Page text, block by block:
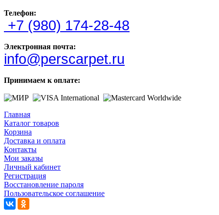
Телефон:
+7 (980) 174-28-48
Электронная почта:
info@perscarpet.ru
Принимаем к оплате:
Главная
Каталог товаров
Корзина
Доставка и оплата
Контакты
Мои заказы
Личный кабинет
Регистрация
Восстановление пароля
Пользовательское соглашение